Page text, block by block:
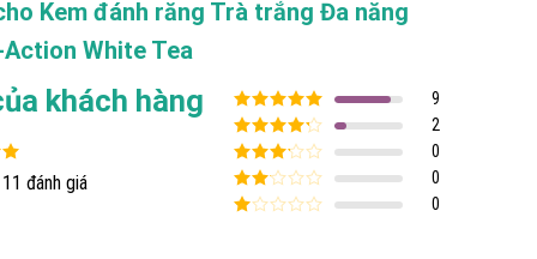
Kem đánh răng Trà trắng Đa năng
White Tea
khách hàng
5 đánh giá
Được xếp
hạng
5
5
sao
9
Được xếp
hạng
4
5
sao
2
Được
xếp
hạng3
0
Được
0
0